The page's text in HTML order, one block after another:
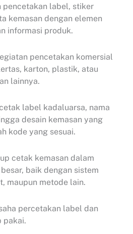
pencetakan label, stiker
kemasan dengan elemen
informasi produk.
pencetakan komersial
karton, plastik, atau
lainnya.
label kadaluarsa, nama
desain kemasan yang
kode yang sesuai.
cetak kemasan dalam
baik dengan sistem
maupun metode lain.
percetakan label dan
pakai.